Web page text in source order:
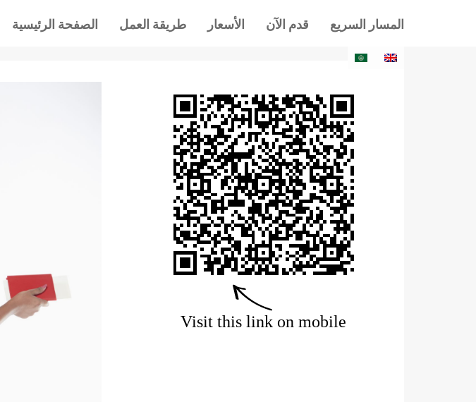
الصفحة الرئيسية طريقة العمل الأسعار قدم الآن المسار السريع
Visit this link on mobile